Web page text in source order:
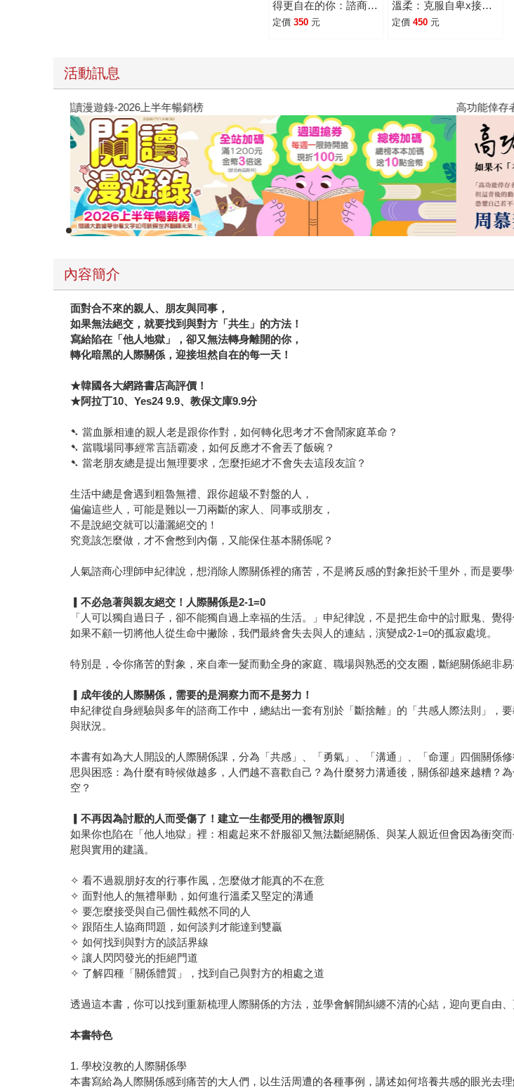
得更自在的你：諮商心
理師教你不傷人也不受
定價 350 元
溫柔：克服自卑x接納
不完美，從阿德勒心理
定價 450 元
活動訊息
閱讀漫遊錄-2026上半年暢銷榜 高功能
內容簡介
面對合不來的親人、朋友與同事，
如果無法絕交，就要找到與對方「共生」的方法！
寫給陷在「他人地獄」，卻又無法轉身離開的你，
轉化暗黑的人際關係，迎接坦然自在的每一天！
★韓國各大網路書店高評價！
★阿拉丁10、Yes24 9.9、教保文庫9.9分
➷ 當血脈相連的親人老是跟你作對，如何轉化思考才不會鬧家庭革命？
➷ 當職場同事經常言語霸凌，如何反應才不會丟了飯碗？
➷ 當老朋友總是提出無理要求，怎麼拒絕才不會失去這段友誼？
生活中總是會遇到粗魯無禮、跟你超級不對盤的人，
偏偏這些人，可能是難以一刀兩斷的家人、同事或朋友，
不是說絕交就可以瀟灑絕交的！
究竟該怎麼做，才不會憋到內傷，又能保住基本關係呢？
人氣諮商心理師申紀律說，想消除人際關係裡的痛苦，不是將反感的對象拒於千里外，而是要
▎不必急著與親友絕交！人際關係是2-1=0
「人可以獨自過日子，卻不能獨自過上幸福的生活。」申紀律說，不是把生命中的討厭鬼、覺
如果不顧一切將他人從生命中撇除，我們最終會失去與人的連結，演變成2-1=0的孤寂處境。
特別是，令你痛苦的對象，來自牽一髮而動全身的家庭、職場與熟悉的交友圈，斷絕關係絕非
成年後的人際關係，需要的是洞察力而不是努力！
申紀律從自身經驗與多年的諮商工作中，總結出一套有別於「斷捨離」的「共感人際法則」，
與狀況。
本書有如為大人開設的人際關係課，分為「共感」、「勇氣」、「溝通」、「命運」四個關係
思與困惑：為什麼有時候做越多，人們越不喜歡自己？為什麼努力溝通後，關係卻越來越糟？
空？
▎不再因為討厭的人而受傷了！建立一生都受用的機智原則
如果你也陷在「他人地獄」裡：相處起來不舒服卻又無法斷絕關係、與某人親近但會因為衝
慰與實用的建議。
✧ 看不過親朋好友的行事作風，怎麼做才能真的不在意
✧ 面對他人的無禮舉動，如何進行溫柔又堅定的溝通
✧ 要怎麼接受與自己個性截然不同的人
✧ 跟陌生人協商問題，如何談判才能達到雙贏
✧ 如何找到與對方的談話界線
✧ 讓人閃閃發光的拒絕門道
✧ 了解四種「關係體質」，找到自己與對方的相處之道
透過這本書，你可以找到重新梳理人際關係的方法，並學會解開糾纏不清的心結，迎向更自由、
本書特色
1. 學校沒教的人際關係學
本書寫給為人際關係感到痛苦的大人們，以生活周遭的各種事例，講述如何培養共感的眼光去